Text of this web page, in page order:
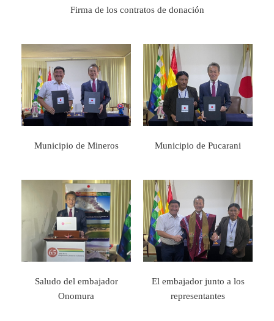
Firma de los contratos de donación
Municipio de Mineros Municipio de Pucarani
Saludo del embajador
Onomura
El embajador junto a los
representantes